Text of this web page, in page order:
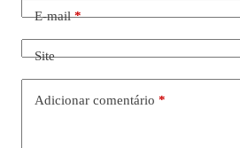
E-mail*
Site
Adicionar comentário *